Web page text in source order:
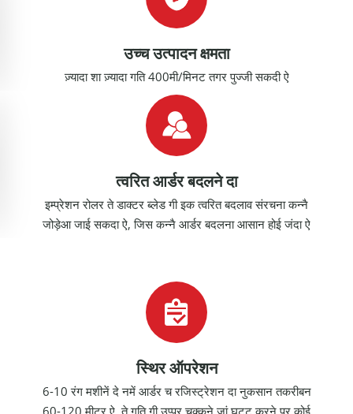
उच्च उत्पादन क्षमता
ज़्यादा शा ज़्यादा गति 400मी/मिनट तगर पुज्जी सकदी ऐ
त्वरित आर्डर बदलने दा
इम्प्रेशन रोलर ते डाक्टर ब्लेड गी इक त्वरित बदलाव संरचना कन्नै
जोड़ेआ जाई सकदा ऐ, जिस कन्नै आर्डर बदलना आसान होई जंदा ऐ
स्थिर ऑपरेशन
6-10 रंग मशीनें दे नमें आर्डर च रजिस्ट्रेशन दा नुकसान तकरीबन
60-120 मीटर ऐ, ते गति गी उप्पर चुक्कने जां घट्ट करने पर कोई